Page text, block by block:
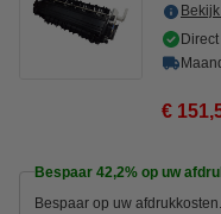
€
Bespaar 42,2% op uw
Bespaar op uw afdrukkosten.